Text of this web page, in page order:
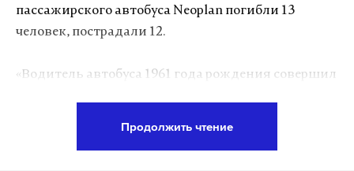
пассажирского автобуса Neoplan погибли 13
человек, пострадали 12.
«Водитель автобуса 1961 года рождения совершил
Продолжить чтение